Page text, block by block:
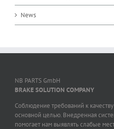
News
NB PARTS GmbH
BRAKE SOLUTION COMPANY
Соблюдение требований к
основной целью. Внедренная
помогает нам выявлять слабые